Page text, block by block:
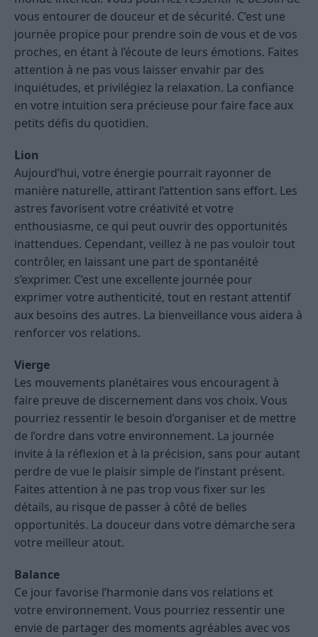
vous entourer de douceur et de sécurité. C’est une
journée propice pour prendre soin de vous et de vos
proches, en étant à l’écoute de leurs émotions. Faites
attention à ne pas vous laisser envahir par des
inquiétudes, et privilégiez la relaxation. La confiance
en votre intuition sera précieuse pour faire face aux
petits défis du quotidien.
Lion
Aujourd’hui, votre énergie pourrait rayonner de
manière naturelle, attirant l’attention sans effort. Les
astres favorisent votre créativité et votre
enthousiasme, ce qui peut ouvrir des opportunités
inattendues. Cependant, veillez à ne pas vouloir tout
contrôler, en laissant une part de spontanéité
s’exprimer. C’est une excellente journée pour
exprimer votre authenticité, tout en restant attentif
aux besoins des autres. La bienveillance vous aidera à
renforcer vos relations.
Vierge
Les mouvements planétaires vous encouragent à
faire preuve de discernement dans vos choix. Vous
pourriez ressentir le besoin d’organiser et de mettre
de l’ordre dans votre environnement. La journée
invite à la réflexion et à la précision, sans pour autant
perdre de vue le plaisir simple de l’instant présent.
Faites attention à ne pas trop vous fixer sur les
détails, au risque de passer à côté de belles
opportunités. La douceur dans votre démarche sera
votre meilleur atout.
Balance
Ce jour favorise l’harmonie dans vos relations et
votre environnement. Vous pourriez ressentir une
envie de partager des moments agréables avec vos